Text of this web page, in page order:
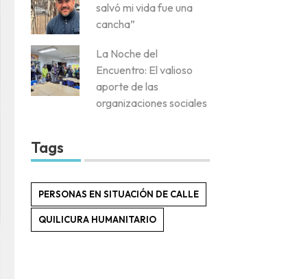
salvó mi vida fue una
cancha”
La Noche del
Encuentro: El valioso
aporte de las
organizaciones sociales
Tags
PERSONAS EN SITUACIÓN DE CALLE
QUILICURA HUMANITARIO